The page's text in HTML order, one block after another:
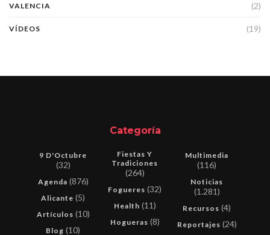
VALENCIA (2)
VÍDEOS (19)
Categoría
9 D'Octubre
(32)
Agenda (876)
Alicante (5)
Artículos (10)
Blog (10)
Fiestas Y
Tradiciones
(264)
Fogueres (32)
Health (11)
Hogueras (8)
Multimedia
(116)
Noticias
(1.281)
Recursos (4)
Reportajes (24)